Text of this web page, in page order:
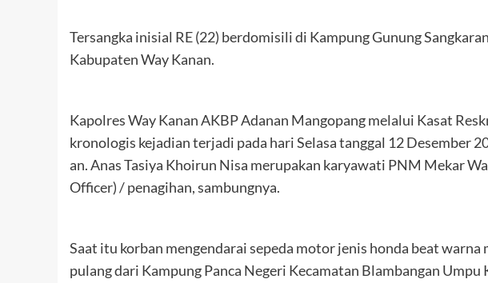
Tersangka inisial RE (22) berdomisili di Kampung Gunung
Kabupaten Way Kanan.
Kapolres Way Kanan AKBP Adanan Mangopang melalui Kasat
kronologis kejadian terjadi pada hari Selasa tanggal 12 Desember
an. Anas Tasiya Khoirun Nisa merupakan karyawati PNM Mekar
Officer) / penagihan, sambungnya.
Saat itu korban mengendarai sepeda motor jenis honda beat warna
pulang dari Kampung Panca Negeri Kecamatan Blambangan Umpu